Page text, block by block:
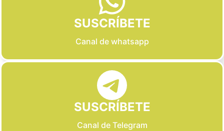
SUSCRÍBETE
Canal de whatsapp
SUSCRÍBETE
Canal de Telegram